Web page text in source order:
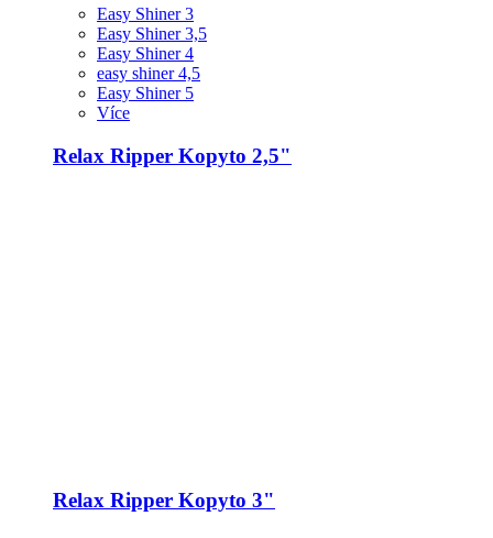
Easy Shiner 3
Easy Shiner 3,5
Easy Shiner 4
easy shiner 4,5
Easy Shiner 5
Více
Relax Ripper Kopyto 2,5"
Relax Ripper Kopyto 3"